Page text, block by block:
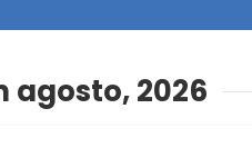
agosto, 2026